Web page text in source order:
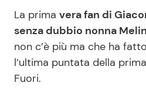
Moda e Style
Mondo Mamma
La prima vera fan di
senza dubbio nonna
non c’è più ma che ha
l’ultima puntata della
Fuori.